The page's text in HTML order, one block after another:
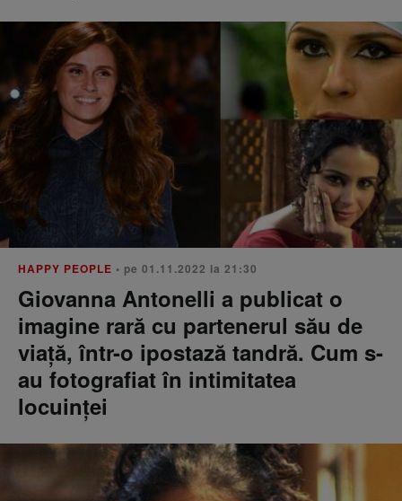
HAPPY PEOPLE • pe 01.11.2022 la 21:30
Giovanna Antonelli a publicat o
imagine rară cu partenerul său de
viață, într-o ipostază tandră. Cum s-
au fotografiat în intimitatea
locuinței